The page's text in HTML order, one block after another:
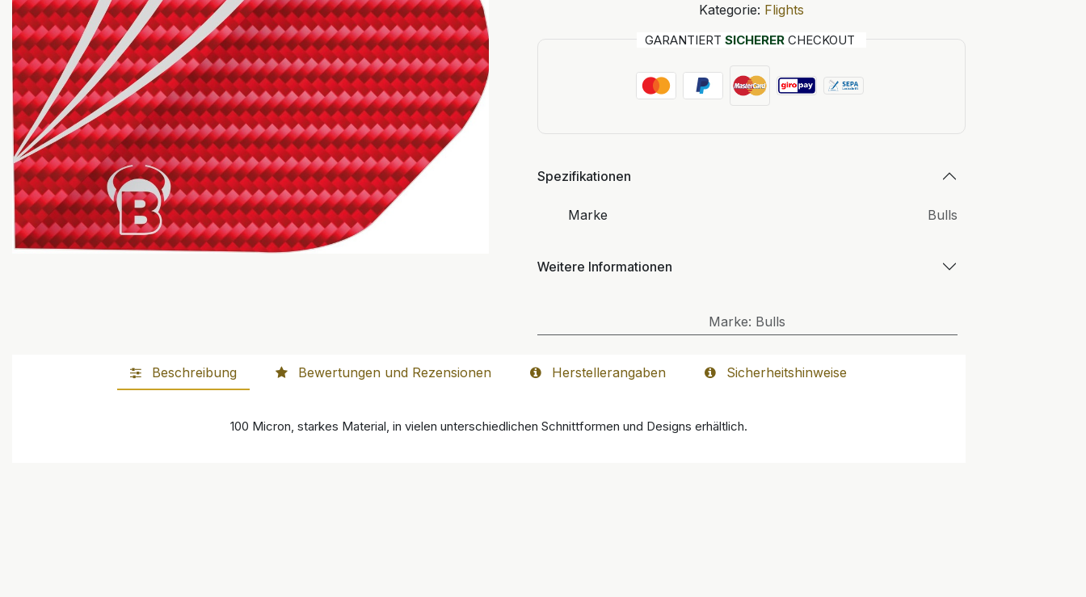
Kategorie: Flights
GARANTIERT SICHERERCHECKOUT
Spezifikationen
Marke Bulls
Weitere Informationen
Marke: Bulls
Beschreibung Bewertungen und Rezensionen Herstellerangaben Sicherheitshinweise
100 Micron, starkes Material, in vielen unterschiedlichen Schnittformen und Designs erhältlich.